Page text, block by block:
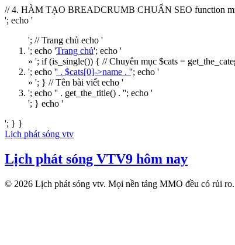
// 4. HÀM TẠO BREADCRUMB CHUẨN SEO function
'; echo '
'; // Trang chủ echo '
'; echo 'Trang chủ'; echo '
» '; if (is_single()) { // Chuyên mục $cats =
'; echo '' . $cats[0]->name . ''; echo '
» '; } // Tên bài viết echo '
'; echo '' . get_the_title() . ''; echo '
'; } echo '
'; } }
Lịch phát sóng vtv
Lịch phát sóng VTV9 hôm nay
© 2026 Lịch phát sóng vtv. Mọi nền tảng MMO đều có rủi ro.